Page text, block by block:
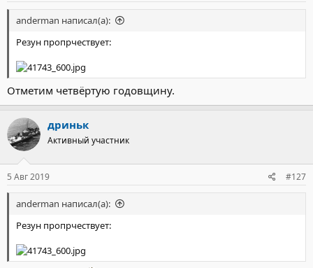
anderman написал(а):
Резун пропрчествует:
Отметим четвёртую годовщину.
дриньк
Активный участник
5 Авг 2019 #127
anderman написал(а):
Резун пропрчествует: